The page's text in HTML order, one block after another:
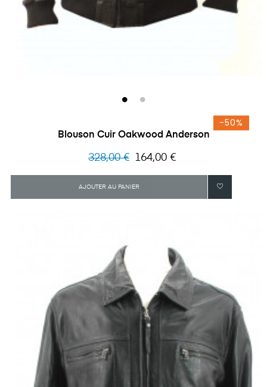
Blouson Cuir Oakwood Anderson
Prix
328,00 €
-50%
Prix
164,00 €
AJOUTER AU PANIER